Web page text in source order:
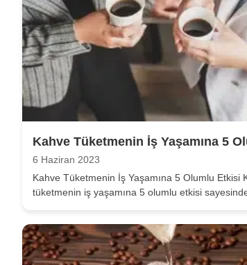
Kahve Tüketmenin İş Yaşamına 5
6 Haziran 2023
Kahve Tüketmenin İş Yaşamına 5 Olumlu Etkisi
tüketmenin iş yaşamına 5 olumlu etkisi